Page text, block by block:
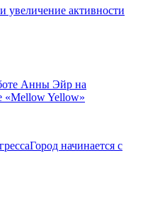
увеличение активности
Анны Эйр на
«Mellow Yellow»
начинается с